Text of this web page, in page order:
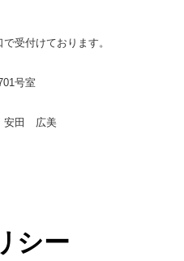
受付けております。
号室
安田 広美
シー